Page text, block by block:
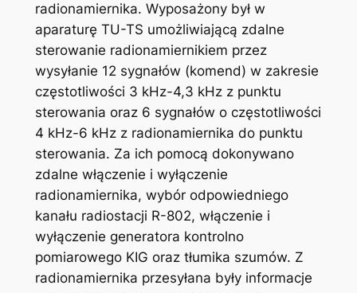
radionamiernika. Wyposażony był w
aparaturę TU-TS umożliwiającą zdalne
sterowanie radionamiernikiem przez
wysyłanie 12 sygnałów (komend) w zakresie
częstotliwości 3 kHz-4,3 kHz z punktu
sterowania oraz 6 sygnałów o częstotliwości
4 kHz-6 kHz z radionamiernika do punktu
sterowania. Za ich pomocą dokonywano
zdalne włączenie i wyłączenie
radionamiernika, wybór odpowiedniego
kanału radiostacji R-802, włączenie i
wyłączenie generatora kontrolno
pomiarowego KIG oraz tłumika szumów. Z
radionamiernika przesyłana były informacje